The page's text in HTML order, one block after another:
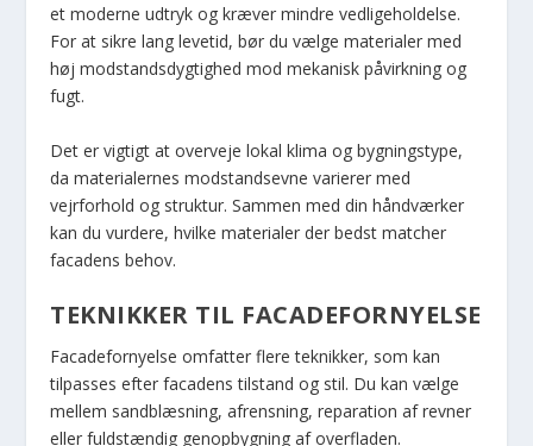
et moderne udtryk og kræver mindre vedligeholdelse.
For at sikre lang levetid, bør du vælge materialer med
høj modstandsdygtighed mod mekanisk påvirkning og
fugt.
Det er vigtigt at overveje lokal klima og bygningstype,
da materialernes modstandsevne varierer med
vejrforhold og struktur. Sammen med din håndværker
kan du vurdere, hvilke materialer der bedst matcher
facadens behov.
TEKNIKKER TIL FACADEFORNYELSE
Facadefornyelse omfatter flere teknikker, som kan
tilpasses efter facadens tilstand og stil. Du kan vælge
mellem sandblæsning, afrensning, reparation af revner
eller fuldstændig genopbygning af overfladen.